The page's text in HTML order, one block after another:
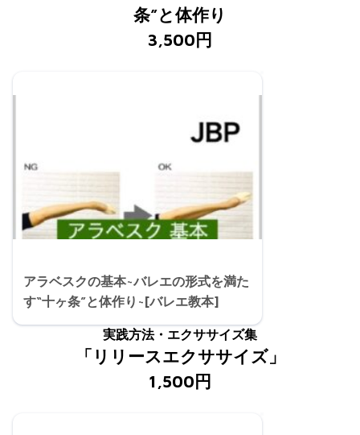
条”と体作り
3,500円
アラベスクの基本~バレエの形式を満た
す“十ヶ条”と体作り~[バレエ教本]
実践方法・エクササイズ集
「リリースエクササイズ」
1,500円